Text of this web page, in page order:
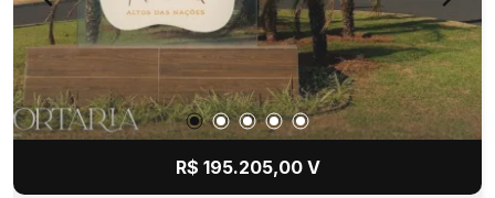
R$ 195.205,00 V